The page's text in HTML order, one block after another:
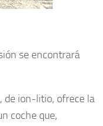
se encontrará
de ion-litio, ofrece la
coche que,